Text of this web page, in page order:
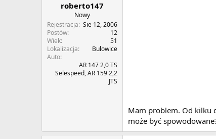
roberto147
Nowy
Rejestracja Sie 12, 2006
Postów
12
Wiek
51
Lokalizacja
Bulowice
Auto
AR 147 2,0 TS
Selespeed, AR 159 2,2
JTS
Mam problem. Od kilku
może być